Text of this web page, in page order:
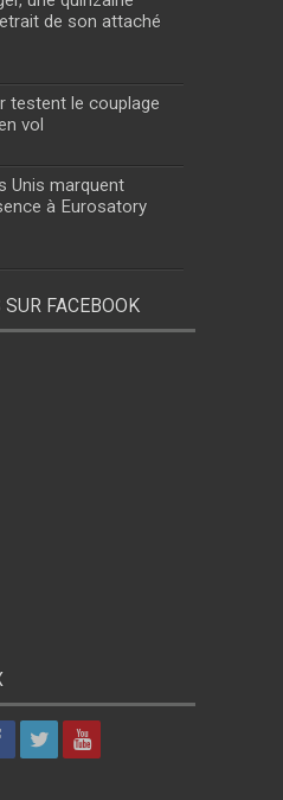
de son attaché
testent le couplage
vol
Unis marquent
à Eurosatory
FACEBOOK